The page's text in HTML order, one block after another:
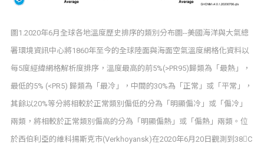
圖1.2020年6月全球各地溫度歷史排序的類別分布圖--美國海洋與大氣總
署環境資訊中心將1860年至今的全球陸面與海面空氣溫度網格化資料以
每5度經緯網格解析度排序，溫度最高的前5%(>PR95)歸類為「最熱」，
最低的5% (<PR5) 歸類為「最冷」，中間的30%為「正常」或「平常」，
其餘以20%等分將相較於正常類別偏低的分為「明顯偏冷」或「偏冷」
兩類，將相較於正常類別偏高的分為「明顯偏熱」或「偏熱」兩類。位
於西伯利亞的維科揚斯克市(Verkhoyansk)在2020年6月20日觀測到38C